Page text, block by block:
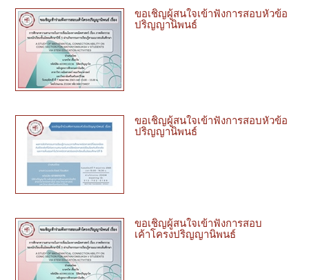
ขอเชิญผู้สนใจเข้าฟังการสอบหัวข้อ
ปริญญานิพนธ์
ขอเชิญผู้สนใจเข้าฟังการสอบหัวข้อ
ปริญญานิพนธ์
ขอเชิญผู้สนใจเข้าฟังการสอบ
เค้าโครงปริญญานิพนธ์